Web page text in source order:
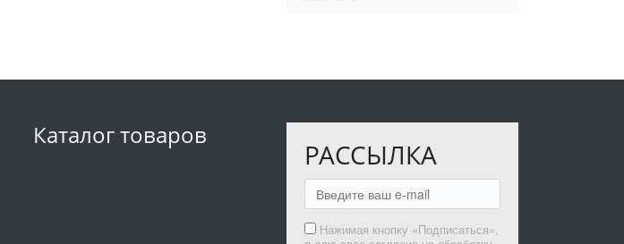
Каталог товаров
РАССЫЛКА
Нажимая кнопку «Подписаться»,